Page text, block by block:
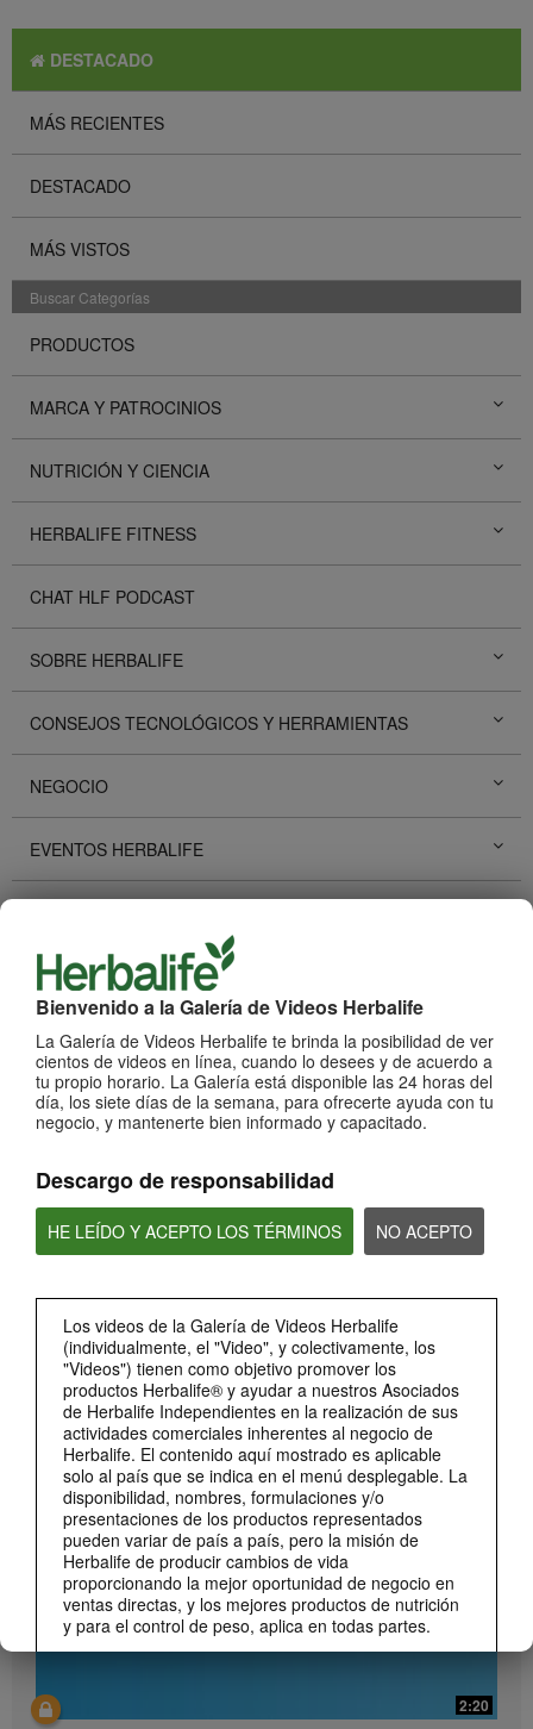
Bienvenido a la Galería de Videos Herbalife
La Galería de Videos Herbalife te brinda la posibilidad de ver
cientos de videos en línea, cuando lo desees y de acuerdo a
tu propio horario. La Galería está disponible las 24 horas del
día, los siete días de la semana, para ofrecerte ayuda con tu
negocio, y mantenerte bien informado y capacitado.
Descargo de responsabilidad
HE LEÍDO Y ACEPTO LOS TÉRMINOS NO ACEPTO
Los videos de la Galería de Videos Herbalife
(individualmente, el "Video", y colectivamente, los
"Videos") tienen como objetivo promover los
productos Herbalife® y ayudar a nuestros Asociados
de Herbalife Independientes en la realización de sus
actividades comerciales inherentes al negocio de
Herbalife. El contenido aquí mostrado es aplicable
solo al país que se indica en el menú desplegable. La
disponibilidad, nombres, formulaciones y/o
presentaciones de los productos representados
pueden variar de país a país, pero la misión de
Herbalife de producir cambios de vida
proporcionando la mejor oportunidad de negocio en
ventas directas, y los mejores productos de nutrición
y para el control de peso, aplica en todas partes.
Los Videos podrían incluir las experiencias del
Independientes de diferentes niveles del Plan de
DESTACADO
MÁS RECIENTES
DESTACADO
MÁS VISTOS
Buscar Categorías
PRODUCTOS
MARCA Y PATROCINIOS
NUTRICIÓN Y CIENCIA
HERBALIFE FITNESS
CHAT HLF PODCAST
SOBRE HERBALIFE
CONSEJOS TECNOLÓGICOS Y HERRAMIENTAS
NEGOCIO
EVENTOS HERBALIFE
HISTORIAS DE ÉXITO
DESARROLLO PERSONAL
PRODUCTOS Ver Todos
Herbalife24 ACHIEVE Protein Bar
¡Llegaron las barras Herbalife24 ACHIEVE!
2:20